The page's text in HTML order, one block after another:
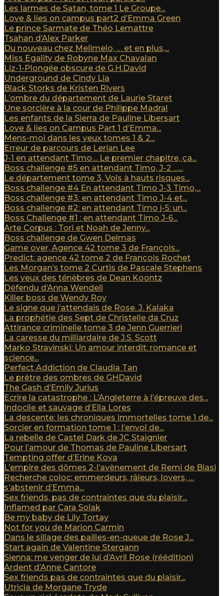
Les larmes de Satan, tome 1 Le Groupe...
Love & lies on campus part2 d’Emma Green
Le prince Sarmate de Théo Lemattre
Tsahan d’Alex Parker
Du nouveau chez Melimelo, … et en plus,...
Miss Egality de Robyne Max Chavalan
Liz-1-Plongée obscure de G.H.David
Underground de Cindy Lia
Black Storks de Kristen Rivers
L’ombre du département de Laurie Staret
Une sorcière à la cour de Philippe Madral
Les enfants de la Sierra de Pauline Libersart
Love & lies on Campus Part 1 d’Emma...
Mens-moi dans les yeux tomes 1 & 2...
Erreur de parcours de Lerian Lee
J-1 en attendant Timo… Le premier chapitre, ça...
Boss challenge #5 en attendant Timo, J-2 …...
Le département tome 3, Vols à hauts risques...
Boss challenge #4 En attendant Timo J-3 Timo,...
Boss challenge #3: en attendant Timo J-4 et...
Boss challenge #2: en attendant Timo j-5: un...
Boss Challenge #1 : en attendant Timo J-6...
Arte Corpus : Tori et Noah de Jenny...
Boss challenge de Gwen Delmas
Game over, Agence 42 tome 3 de François...
Predict: agence 42 tome 2 de François Rochet
Les Morgan’s tome 2 Curtis de Pascale Stephens
Les yeux des ténèbres de Dean Koontz
Défendu d’Anna Wendell
Killer boss de Wendy Roy
Le signe que j’attendais de Rose. J. Kalaka
La prophétie des Sept de Christelle da Cruz
Attirance criminelle tome 3 de Jenn Guerrieri
La caresse du milliardaire de J.S. Scott
Marko Stravinski: Un amour interdit: romance et
science...
Perfect Addiction de Claudia Tan
Le prêtre des ombres de GHDavid
The Gash d’Emily Jurius
Ecrire la catastrophe : L’Angleterre à l’épreuve des...
Indocile et sauvage d’Ella Lores
La descente: les chroniques immortelles tome 1 de...
Sorcier en formation tome 1 : l’envol de...
La rebelle de Castel Dark de JC Staignier
Pour l’amour de Thomas de Pauline Libersart
Tempting offer d’Erine Kova
L’empire des dômes 2-l’avènement de Remi de Biasi
Recherche coloc: emmerdeurs, râleurs, lovers, …
s’abstenir d’Emma...
Sex friends, pas de contraintes que du plaisir...
Inflamed par Cara Solak
Be my baby de Lily Tortay
Not for you de Marion Carmin
Dans le sillage des pailles-en-queue de Rose J...
Start again de Valentine Stergann
Sienna: me venger de lui d’Avril Rose (réédition)
Ardent d’Anne Cantore
Sex friends pas de contraintes que du plaisir...
Utricia de Morgane Tryde